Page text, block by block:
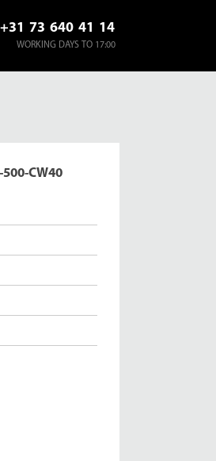
+31 73 640 41 14
WORKING DAYS TO 17:00
500-CW40